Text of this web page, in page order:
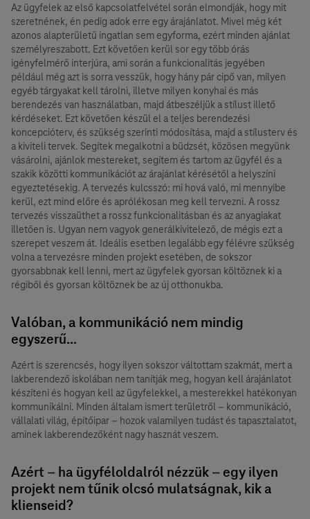
Az ügyfelek az első kapcsolatfelvétel során elmondják, hogy mit
szeretnének, én pedig adok erre egy árajánlatot. Mivel még két
azonos alapterületű ingatlan sem egyforma, ezért minden ajánlat
személyreszabott. Ezt követően kerül sor egy több órás
igényfelmérő interjúra, ami során a funkcionalitás jegyében
például még azt is sorra vesszük, hogy hány pár cipő van, milyen
egyéb tárgyakat kell tárolni, illetve milyen konyhai és más
berendezés van használatban, majd átbeszéljük a stílust illető
kérdéseket. Ezt követően készül el a teljes berendezési
koncepcióterv, és szükség szerinti módosítása, majd a stílusterv és
a kiviteli tervek. Segítek megalkotni a büdzsét, közösen megyünk
vásárolni, ajánlok mestereket, segítem és tartom az ügyfél és a
szakik közötti kommunikációt az árajánlat kérésétől a helyszíni
egyeztetésekig. A tervezés kulcsszó: mi hová való, mi mennyibe
kerül, ezt mind előre és aprólékosan meg kell tervezni. A rossz
tervezés visszaüthet a rossz funkcionalitásban és az anyagiakat
illetően is. Ugyan nem vagyok generálkivitelező, de mégis ezt a
szerepet veszem át. Ideális esetben legalább egy félévre szükség
volna a tervezésre minden projekt esetében, de sokszor
gyorsabbnak kell lenni, mert az ügyfelek gyorsan költöznek ki a
régiből és gyorsan költöznek be az új otthonukba.
Valóban, a kommunikáció nem mindig
egyszerű…
Azért is szerencsés, hogy ilyen sokszor váltottam szakmát, mert a
lakberendező iskolában nem tanítják meg, hogyan kell árajánlatot
készíteni és hogyan kell az ügyfelekkel, a mesterekkel hatékonyan
kommunikálni. Minden általam ismert területről – kommunikáció,
vállalati világ, építőipar – hozok valamilyen tudást és tapasztalatot,
aminek lakberendezőként nagy hasznát veszem.
Azért – ha ügyféloldalról nézzük – egy ilyen
projekt nem tűnik olcsó mulatságnak, kik a
klienseid?